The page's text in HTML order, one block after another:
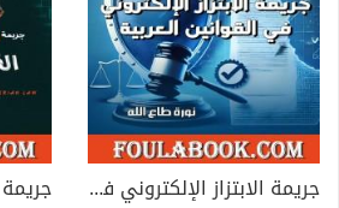
جريمة الابتزاز الإلكتروني في القوانين العربية